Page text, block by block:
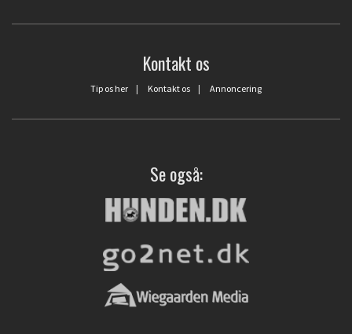
Kontakt os
Tip os her | Kontakt os | Annoncering
Se også: